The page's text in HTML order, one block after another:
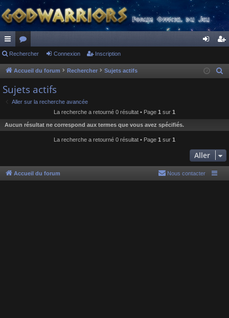
ac
co
ur
ci
or
u
s
ne cri
Rechercher Connexion Inscription
Accueil du forum Rechercher Sujets actifs
h
e
Sujets actifs
Aller sur la recherche avancée
La recherche a retourné 0 résultat • Page 1 sur 1
Aucun résultat ne correspond aux termes que vous avez spécifiés.
La recherche a retourné 0 résultat • Page 1 sur 1
Aller
Accueil du forum Nous contacter